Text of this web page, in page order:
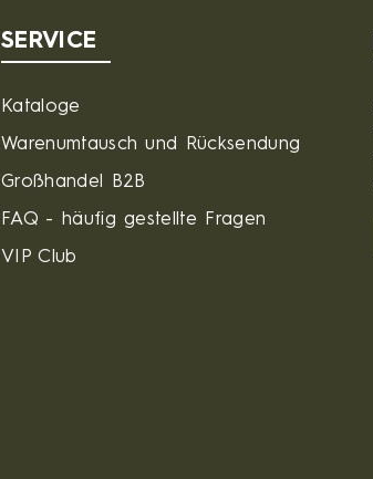
SERVICE
Kataloge
Warenumtausch und Rücksendung
Großhandel B2B
FAQ - häufig gestellte Fragen
VIP Club